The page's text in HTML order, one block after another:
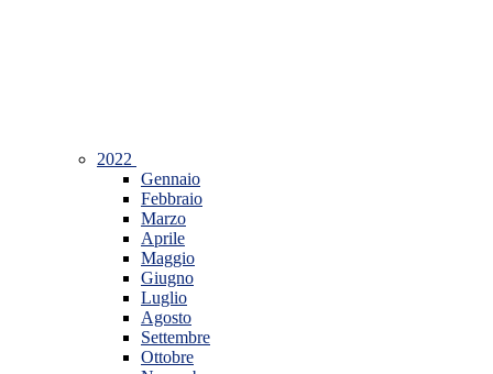
2022
Gennaio
Febbraio
Marzo
Aprile
Maggio
Giugno
Luglio
Agosto
Settembre
Ottobre